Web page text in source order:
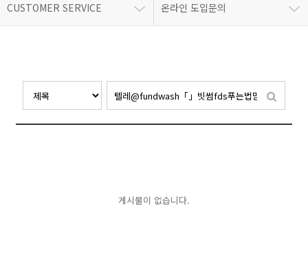
CUSTOMER SERVICE 온라인 도입문의
게시물이 없습니다.